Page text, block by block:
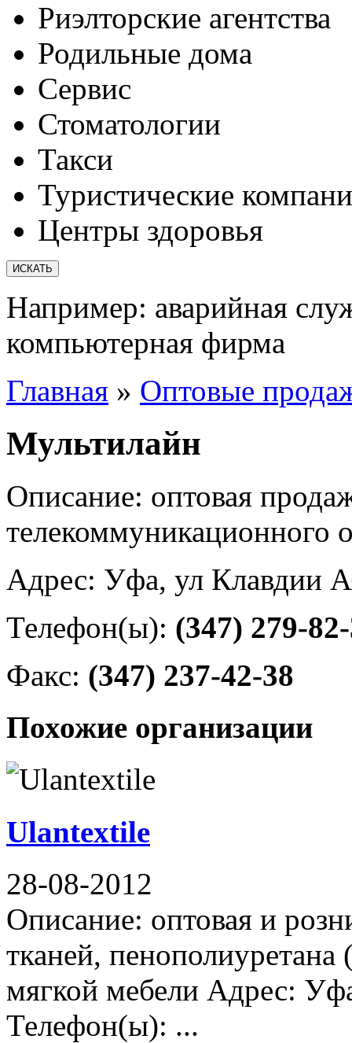
Риэлторские агентства
Родильные дома
Сервис
Стоматологии
Такси
Туристические
Центры здоровья
Например: аварийная
компьютерная фирма
Главная » Оптовые
Мультилайн
Описание: оптовая
телекоммуникационного
Адрес: Уфа, ул Клавдии
Телефон(ы): (347) 279-
Факс: (347) 237-42-38
Похожие организации
Ulantextile
28-08-2012
Описание: оптовая и
тканей,
мягкой мебели Адрес:
Телефон(ы): ...